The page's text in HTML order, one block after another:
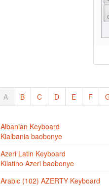
A B C D E F
Albanian Keyboard
Kialbania baobonye
Azeri Latin Keyboard
Kilatino Azeri baobonye
Arabic (102) AZERTY Keyboard